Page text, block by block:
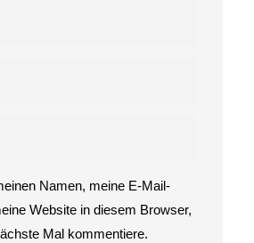
Namen, meine E-Mail-
Website in diesem Browser,
Mal kommentiere.